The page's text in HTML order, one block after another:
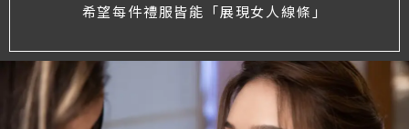
希望每件禮服皆能「展現女人線條」